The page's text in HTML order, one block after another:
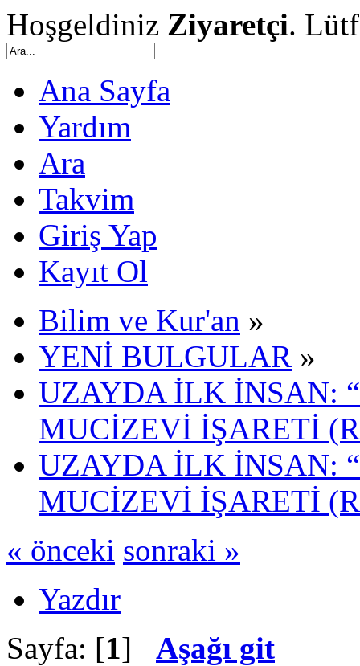
Hoşgeldiniz Ziyaretçi.
Ana Sayfa
Yardım
Ara
Takvim
Giriş Yap
Kayıt Ol
Bilim ve Kur'an »
YENİ BULGULAR »
UZAYDA İLK İNSAN:
MUCİZEVİ İŞARETİ
UZAYDA İLK İNSAN:
MUCİZEVİ İŞARETİ
« önceki sonraki »
Yazdır
Sayfa: [1] Aşağı git